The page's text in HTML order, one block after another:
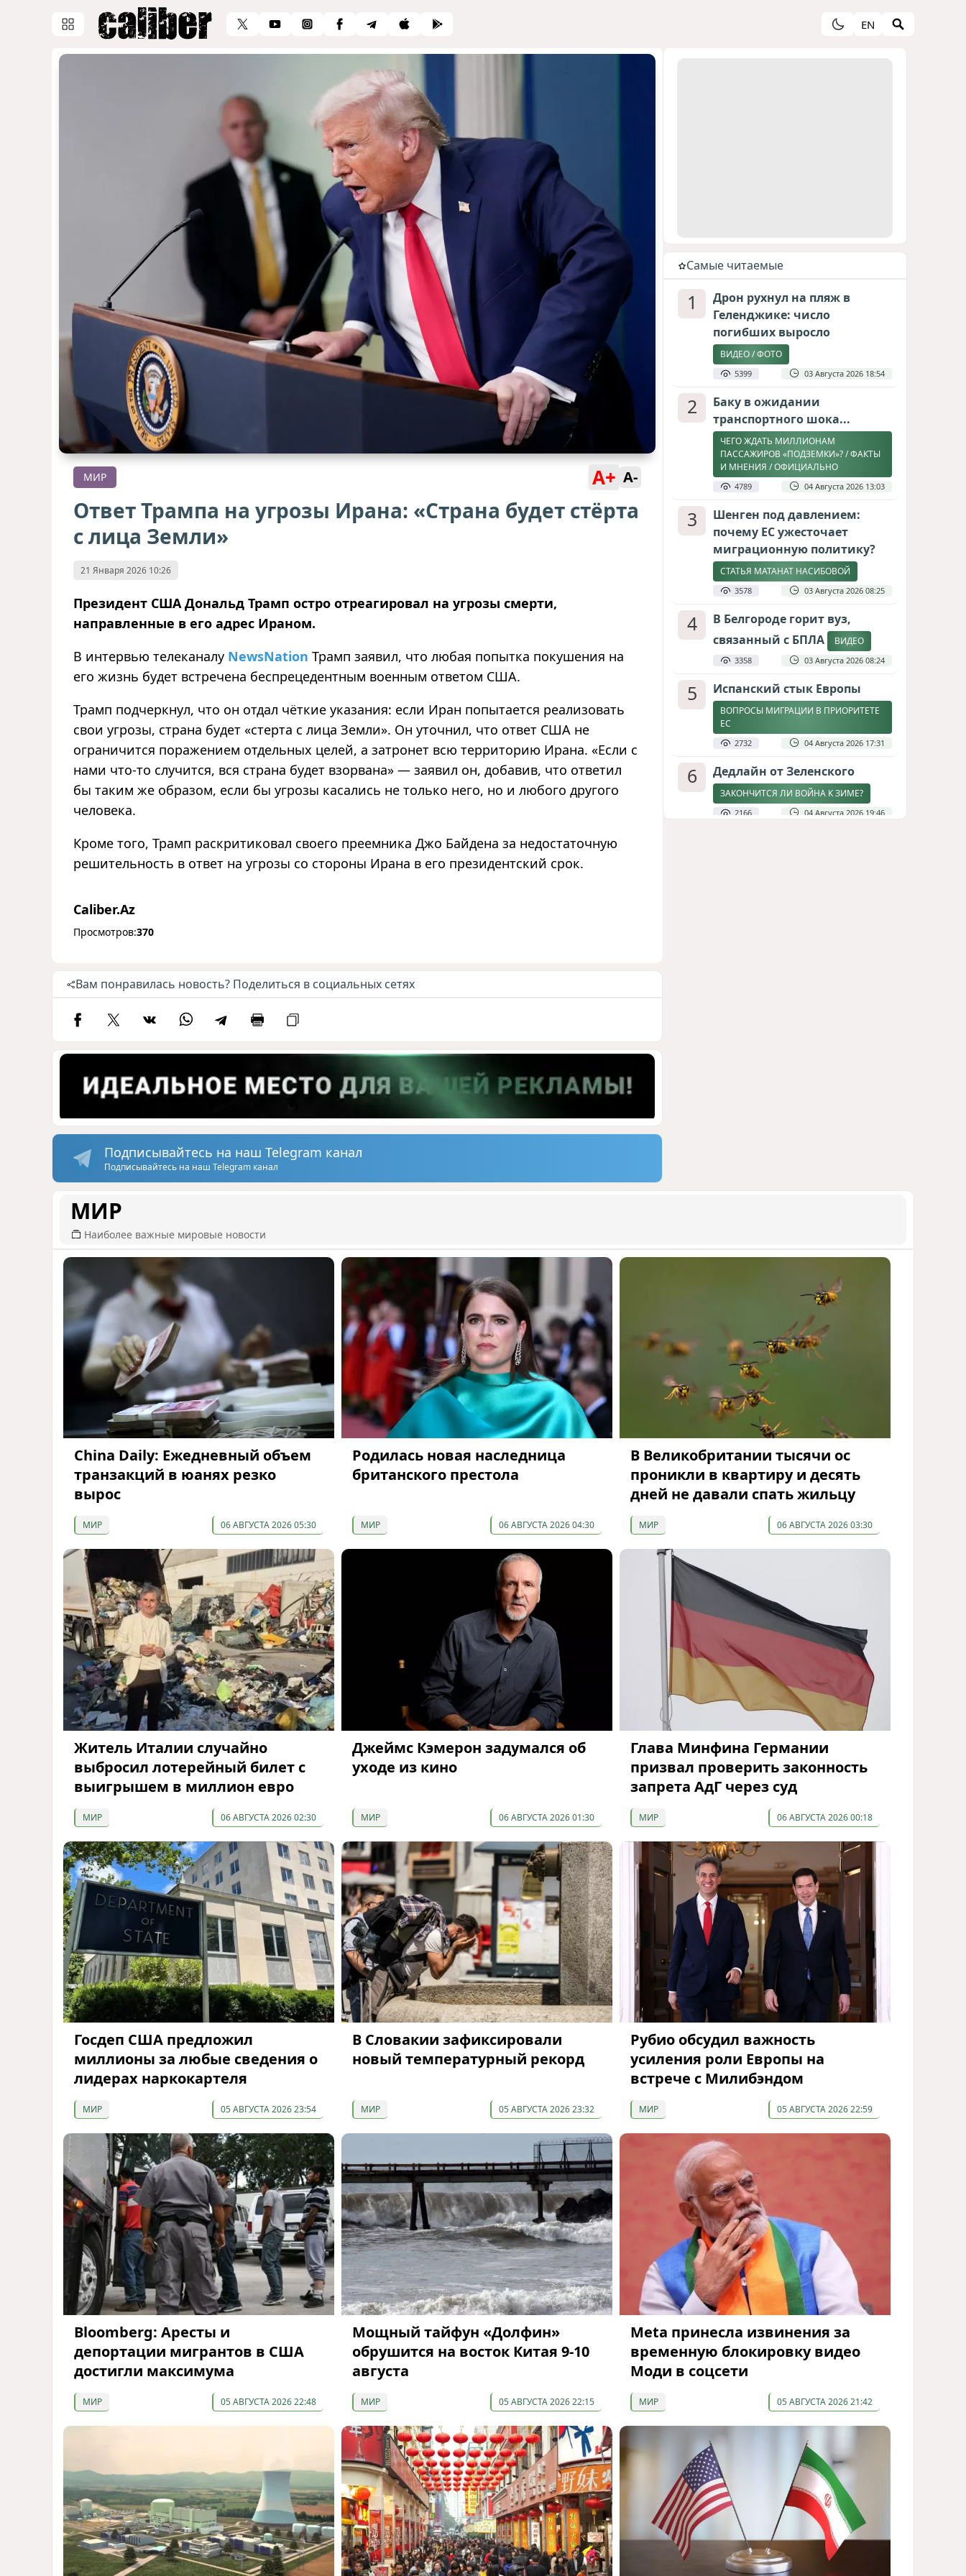
EN
МИР A+ A-
Ответ Трампа на угрозы Ирана: «Страна будет стёрта
с лица Земли»
21 Января 2026 10:26
Президент США Дональд Трамп остро отреагировал на угрозы смерти,
направленные в его адрес Ираном.
В интервью телеканалу NewsNation Трамп заявил, что любая попытка покушения на
его жизнь будет встречена беспрецедентным военным ответом США.
Трамп подчеркнул, что он отдал чёткие указания: если Иран попытается реализовать
свои угрозы, страна будет «стерта с лица Земли». Он уточнил, что ответ США не
ограничится поражением отдельных целей, а затронет всю территорию Ирана. «Если с
нами что-то случится, вся страна будет взорвана» — заявил он, добавив, что ответил
бы таким же образом, если бы угрозы касались не только него, но и любого другого
человека.
Кроме того, Трамп раскритиковал своего преемника Джо Байдена за недостаточную
решительность в ответ на угрозы со стороны Ирана в его президентский срок.
Caliber.Az
Просмотров:370
Вам понравилась новость? Поделиться в социальных сетях
Подписывайтесь на наш Telegram канал
Подписывайтесь на наш Telegram канал
Cамые читаемые
1
Дрон рухнул на пляж в
Геленджике: число
погибших выросло
ВИДЕО / ФОТО
5399 03 Августа 2026 18:54
2
Баку в ожидании
транспортного шока...
ЧЕГО ЖДАТЬ МИЛЛИОНАМ
ПАССАЖИРОВ «ПОДЗЕМКИ»? / ФАКТЫ
И МНЕНИЯ / ОФИЦИАЛЬНО
4789 04 Августа 2026 13:03
3
Шенген под давлением:
почему ЕС ужесточает
миграционную политику?
СТАТЬЯ МАТАНАТ НАСИБОВОЙ
3578 03 Августа 2026 08:25
4
В Белгороде горит вуз,
связанный с БПЛА
ВИДЕО
3358 03 Августа 2026 08:24
5 Испанский стык Европы
ВОПРОСЫ МИГРАЦИИ В ПРИОРИТЕТЕ
ЕС
2732 04 Августа 2026 17:31
6 Дедлайн от Зеленского
ЗАКОНЧИТСЯ ЛИ ВОЙНА К ЗИМЕ?
2166 04 Августа 2026 19:46
МИР
Наиболее важные мировые новости
China Daily: Ежедневный объем
транзакций в юанях резко
вырос
МИР 06 АВГУСТА 2026 05:30
Родилась новая наследница
британского престола
МИР 06 АВГУСТА 2026 04:30
В Великобритании тысячи ос
проникли в квартиру и десять
дней не давали спать жильцу
МИР 06 АВГУСТА 2026 03:30
Житель Италии случайно
выбросил лотерейный билет с
выигрышем в миллион евро
МИР 06 АВГУСТА 2026 02:30
Джеймс Кэмерон задумался об
уходе из кино
МИР 06 АВГУСТА 2026 01:30
Глава Минфина Германии
призвал проверить законность
запрета АдГ через суд
МИР 06 АВГУСТА 2026 00:18
Госдеп США предложил
миллионы за любые сведения о
лидерах наркокартеля
МИР 05 АВГУСТА 2026 23:54
В Словакии зафиксировали
новый температурный рекорд
МИР 05 АВГУСТА 2026 23:32
Рубио обсудил важность
усиления роли Европы на
встрече с Милибэндом
МИР 05 АВГУСТА 2026 22:59
Bloomberg: Аресты и
депортации мигрантов в США
достигли максимума
МИР 05 АВГУСТА 2026 22:48
Мощный тайфун «Долфин»
обрушится на восток Китая 9-10
августа
МИР 05 АВГУСТА 2026 22:15
Meta принесла извинения за
временную блокировку видео
Моди в соцсети
МИР 05 АВГУСТА 2026 21:42